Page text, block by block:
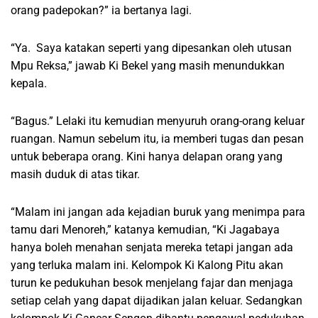
orang padepokan?” ia bertanya lagi.
“Ya. Saya katakan seperti yang dipesankan oleh utusan
Mpu Reksa,” jawab Ki Bekel yang masih menundukkan
kepala.
“Bagus.” Lelaki itu kemudian menyuruh orang-orang keluar
ruangan. Namun sebelum itu, ia memberi tugas dan pesan
untuk beberapa orang. Kini hanya delapan orang yang
masih duduk di atas tikar.
“Malam ini jangan ada kejadian buruk yang menimpa para
tamu dari Menoreh,” katanya kemudian, “Ki Jagabaya
hanya boleh menahan senjata mereka tetapi jangan ada
yang terluka malam ini. Kelompok Ki Kalong Pitu akan
turun ke pedukuhan besok menjelang fajar dan menjaga
setiap celah yang dapat dijadikan jalan keluar. Sedangkan